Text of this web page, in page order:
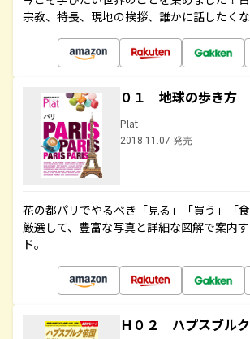
宗教、特長、現地の挨拶、誰かに話したくな
０１ 地球の歩き方
Plat
2018.11.07 発売
花の都パリでやるべき「見る」「買う」「
厳選して、豊富な写真と詳細な図解で案内
ド。
Ｈ０２ ハプスブル